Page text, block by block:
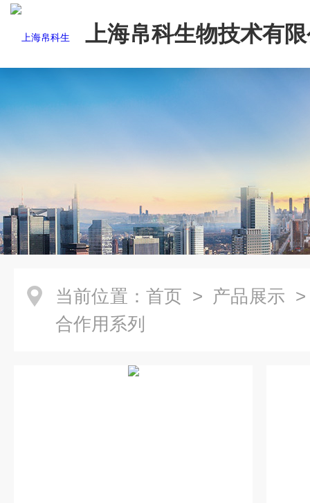
上海帛科生物技术有
当前位置： 首页 > 产品展示
合作用系列